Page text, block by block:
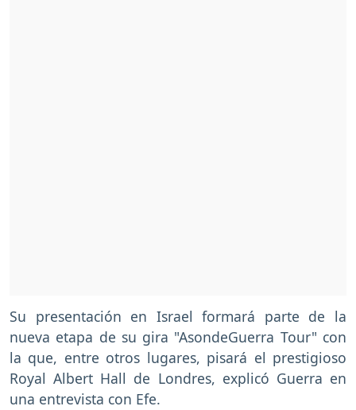
Su presentación en Israel formará parte de la
nueva etapa de su gira "AsondeGuerra Tour" con
la que, entre otros lugares, pisará el prestigioso
Royal Albert Hall de Londres, explicó Guerra en
una entrevista con Efe.